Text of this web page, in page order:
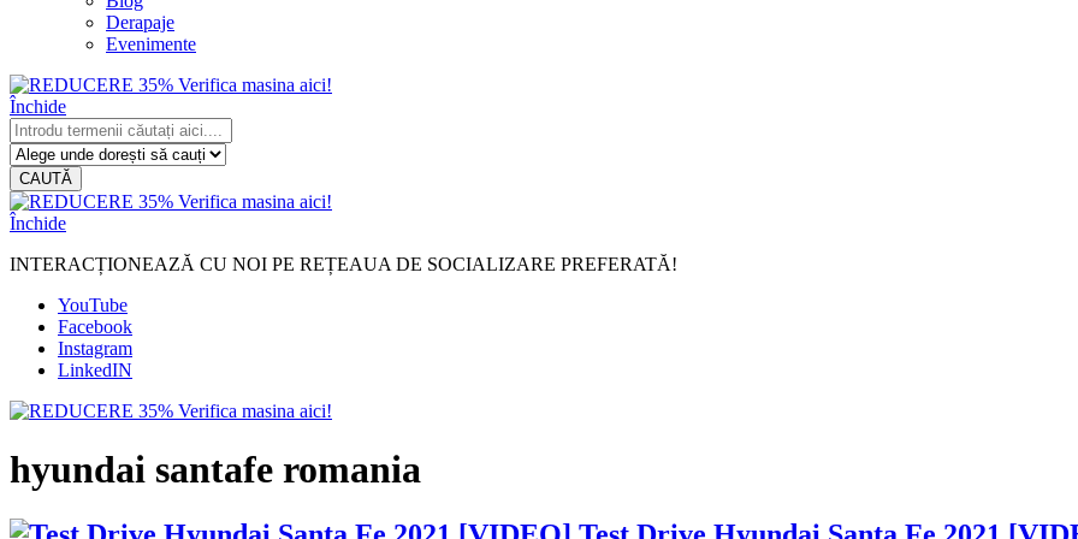
Derapaje
Evenimente
Închide
CAUTĂ
Închide
INTERACȚIONEAZĂ CU NOI PE REȚEAUA DE SOCIALIZARE PREFERATĂ!
YouTube
Facebook
Instagram
LinkedIN
hyundai santafe romania